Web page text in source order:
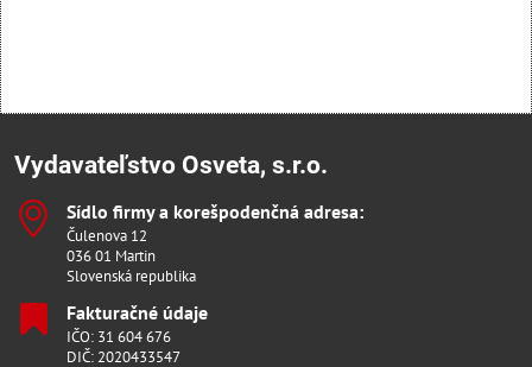
Vydavateľstvo Osveta, s.r.o.
Sídlo firmy a korešpodenčná adresa:
Čulenova 12
036 01 Martin
Slovenská republika
Fakturačné údaje
IČO: 31 604 676
DIČ: 2020433547